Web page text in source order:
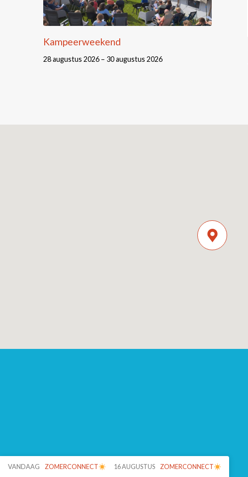
Kampeerweekend
28 augustus 2026 – 30 augustus 2026
VANDAAG ZOMERCONNECT 16 AUGUSTUS ZOMERCONNECT